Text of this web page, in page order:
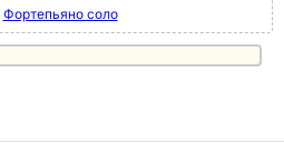
Фортепьяно соло